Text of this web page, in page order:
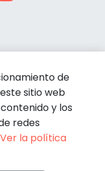
de
sitio web
y los
redes
Ver la política